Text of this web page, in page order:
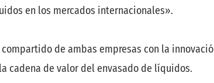
en los mercados internacionales».
de ambas empresas con la
cadena de valor del envasado de líquidos.